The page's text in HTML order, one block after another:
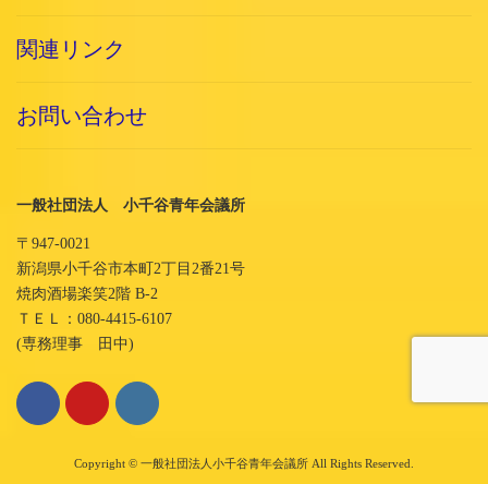
関連リンク
お問い合わせ
一般社団法人 小千谷青年会議所
〒947-0021
新潟県小千谷市本町2丁目2番21号
焼肉酒場楽笑2階 B-2
ＴＥＬ：080-4415-6107
(専務理事 田中)
Copyright © 一般社団法人小千谷青年会議所 All Rights Reserved.